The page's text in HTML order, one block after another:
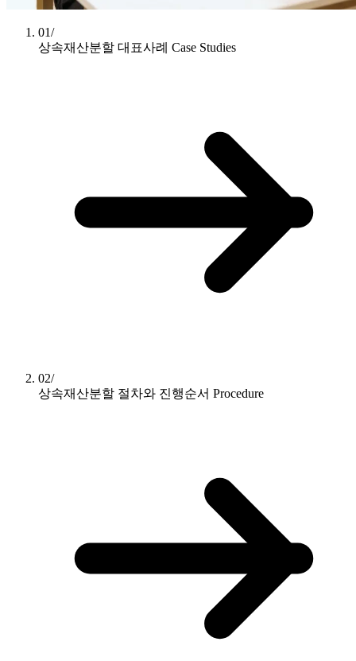
01/
상속재산분할 대표사례 Case Studies
02/
상속재산분할 절차와 진행순서 Procedure